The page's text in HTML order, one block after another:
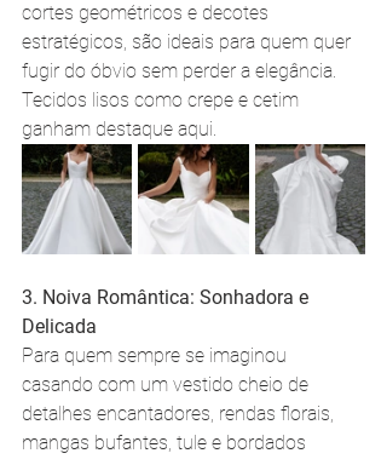
cortes geométricos e decotes
estratégicos, são ideais para quem quer
fugir do óbvio sem perder a elegância.
Tecidos lisos como crepe e cetim
ganham destaque aqui.
3. Noiva Romântica: Sonhadora e
Delicada
Para quem sempre se imaginou
casando com um vestido cheio de
detalhes encantadores, rendas florais,
mangas bufantes, tule e bordados